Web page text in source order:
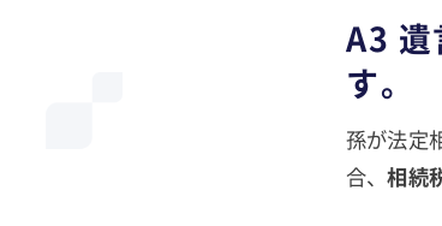
A3 遺
す。
孫が法定
合、相続